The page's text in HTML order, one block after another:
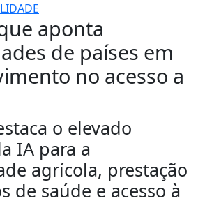
aponta
de países em
no acesso a
o elevado
IA para a
agrícola, prestação
de saúde e acesso à